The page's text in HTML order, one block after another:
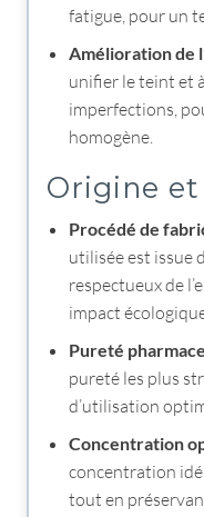
fatigue, pour un
Amélioration de
unifier le teint et
imperfections,
homogène.
Origine
Procédé de
utilisée est issue
respectueux de
impact
Pureté
pureté les plus
d’utilisation
Concentration
concentration
tout en